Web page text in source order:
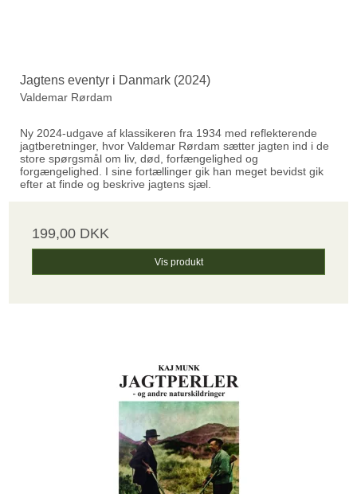
Jagtens eventyr i Danmark (2024)
Valdemar Rørdam
Ny 2024-udgave af klassikeren fra 1934 med reflekterende
jagtberetninger, hvor Valdemar Rørdam sætter jagten ind i de
store spørgsmål om liv, død, forfængelighed og
forgængelighed. I sine fortællinger gik han meget bevidst gik
efter at finde og beskrive jagtens sjæl.
199,00 DKK
Vis produkt